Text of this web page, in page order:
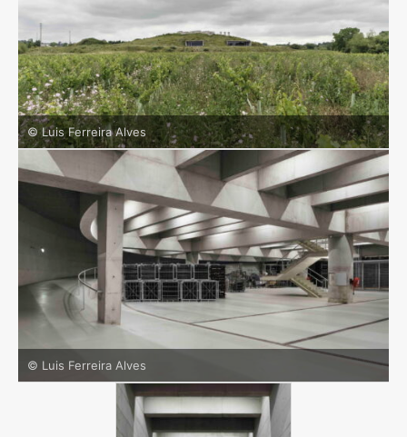
© Luis Ferreira Alves
© Luis Ferreira Alves